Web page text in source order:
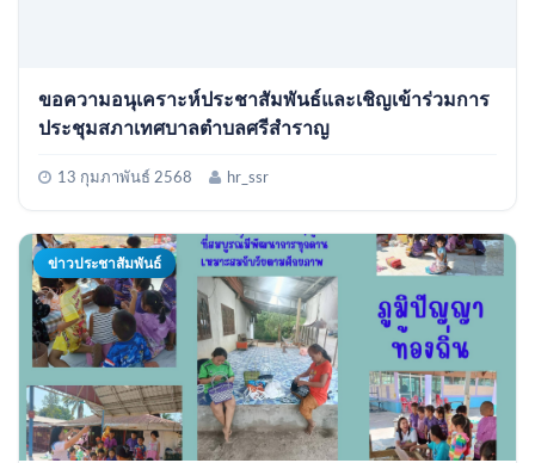
ขอความอนุเคราะห์ประชาสัมพันธ์และเชิญเข้าร่วมการ
ประชุมสภาเทศบาลตำบลศรีสำราญ
13 กุมภาพันธ์ 2568 hr_ssr
ข่าวประชาสัมพันธ์